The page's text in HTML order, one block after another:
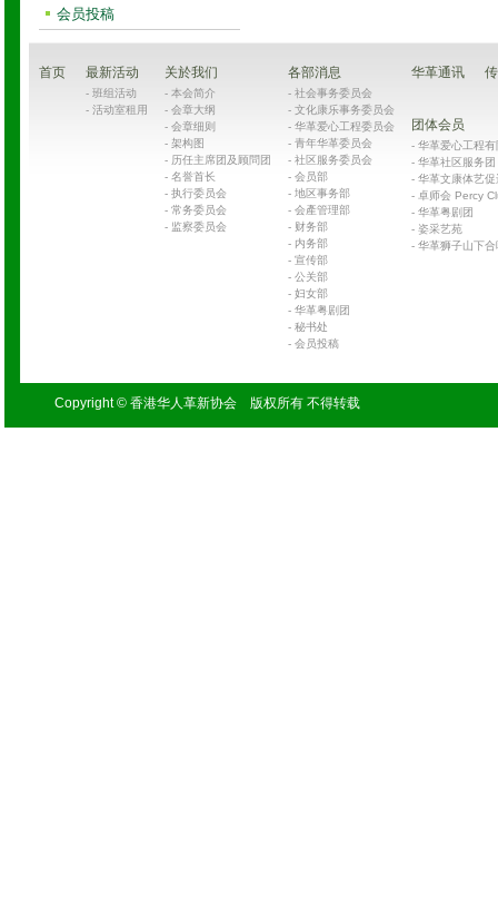
会员投稿
首页 最新活动
- 班组活动
- 活动室租用
关於我们
- 本会简介
- 会章大纲
- 会章细则
- 架构图
- 历任主席团及顾問团
- 名誉首长
- 执行委员会
- 常务委员会
- 监察委员会
各部消息
- 社会事务委员会
- 文化康乐事务委员会
- 华革爱心工程委员会
- 青年华革委员会
- 社区服务委员会
- 会员部
- 地区事务部
- 会產管理部
- 财务部
- 内务部
- 宣传部
- 公关部
- 妇女部
- 华革粤剧团
- 秘书处
- 会员投稿
华革通讯
团体会员
- 华革爱心工程
- 华革社区服务
- 华革文康体艺促
- 卓师会 Percy
- 华革粤剧团
- 姿采艺苑
- 华革狮子山下
Copyright © 香港华人革新协会 版权所有 不得转载